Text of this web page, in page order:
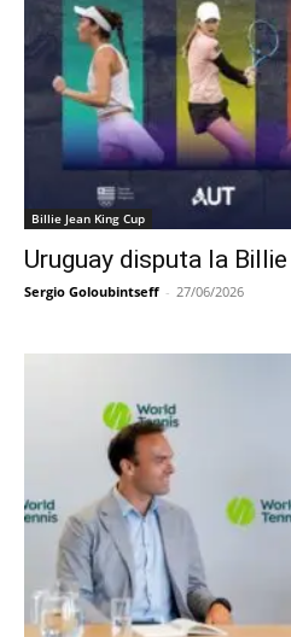
Billie Jean King Cup
Uruguay disputa la
Sergio Goloubintseff - 27/06/2026